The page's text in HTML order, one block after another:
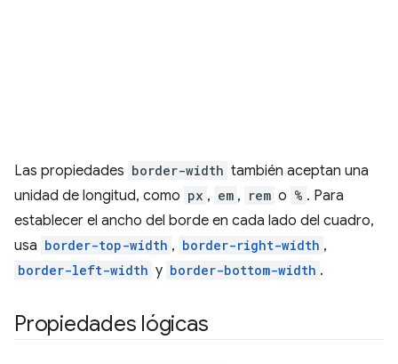
Las propiedades border-width también aceptan una
unidad de longitud, como px , em , rem o % . Para
establecer el ancho del borde en cada lado del cuadro,
usa border-top-width , border-right-width ,
border-left-width y border-bottom-width .
Propiedades lógicas